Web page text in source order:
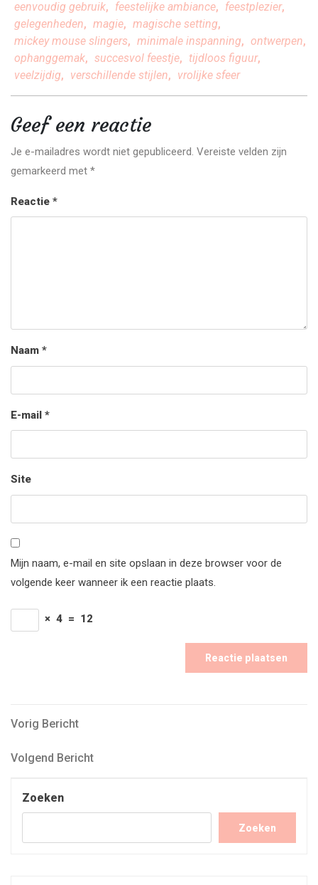
eenvoudig gebruik, feestelijke ambiance, feestplezier,
gelegenheden, magie, magische setting,
mickey mouse slingers, minimale inspanning, ontwerpen,
ophanggemak, succesvol feestje, tijdloos figuur,
veelzijdig, verschillende stijlen, vrolijke sfeer
Geef een reactie
Je e-mailadres wordt niet gepubliceerd. Vereiste velden zijn
gemarkeerd met *
Reactie *
Naam *
E-mail *
Site
Mijn naam, e-mail en site opslaan in deze browser voor de
volgende keer wanneer ik een reactie plaats.
× 4 = 12
Bericht
navigatie
Vorig
Vorig Bericht
Volgend
Volgend Bericht
Zoeken
Zoeken